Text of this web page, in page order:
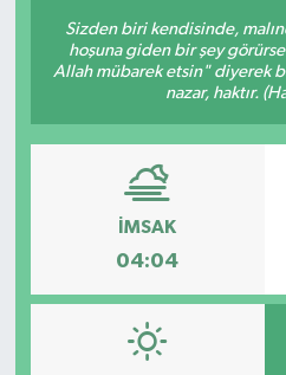
Sizden biri kendisinde,
hoşuna giden bir şey
Allah mübarek etsin" diyerek
nazar, haktır.
İMSAK
04:04